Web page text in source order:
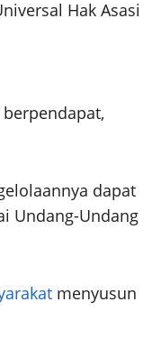
Hak Asasi
dapat
Undang-Undang
menyusun